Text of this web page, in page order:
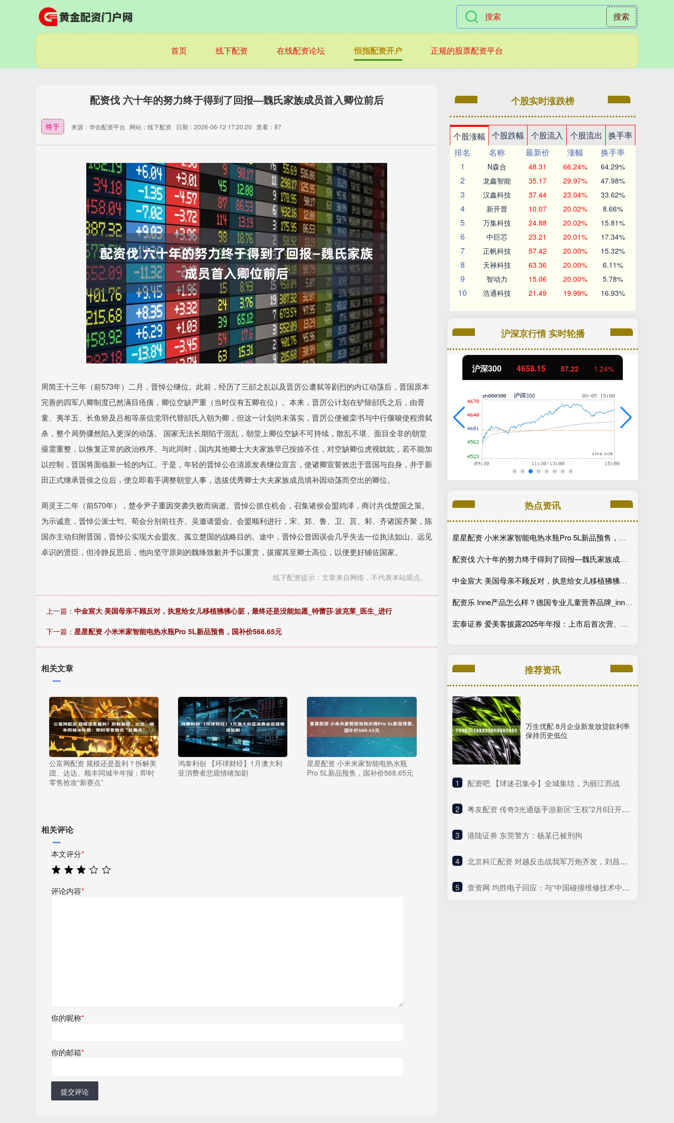
搜索
首页 线下配资 在线配资论坛 恒指配资开户 正规的股票配资平台
配资伐 六十年的努力终于得到了回报—魏氏家族成员首入卿位前后
终于 来源：华合配资平台 网站：线下配资 日期：2026-06-12 17:20:20 查看：87
周简王十三年（前573年）二月，晋悼公继位。此前，经历了三郤之乱以及晋厉公遭弑等剧烈的内讧动荡后，晋国原本
完善的四军八卿制度已然满目疮痍，卿位空缺严重（当时仅有五卿在位）。本来，晋厉公计划在铲除郤氏之后，由胥
童、夷羊五、长鱼矫及吕相等亲信党羽代替郤氏入朝为卿，但这一计划尚未落实，晋厉公便被栾书与中行偃唆使程滑弑
杀，整个局势骤然陷入更深的动荡。 国家无法长期陷于混乱，朝堂上卿位空缺不可持续，散乱不堪、面目全非的朝堂
亟需重整，以恢复正常的政治秩序。与此同时，国内其他卿士大夫家族早已按捺不住，对空缺卿位虎视眈眈，若不能加
以控制，晋国将面临新一轮的内讧。于是，年轻的晋悼公在清原发表继位宣言，使诸卿宣誓效忠于晋国与自身，并于新
田正式继承晋侯之位后，便立即着手调整朝堂人事，选拔优秀卿士大夫家族成员填补因动荡而空出的卿位。
周灵王二年（前570年），楚令尹子重因突袭失败而病逝。晋悼公抓住机会，召集诸侯会盟鸡泽，商讨共伐楚国之策。
为示诚意，晋悼公派士匄、荀会分别前往齐、吴邀请盟会。会盟顺利进行，宋、郑、鲁、卫、莒、邾、齐诸国齐聚，陈
国亦主动归附晋国，晋悼公实现大会盟友、孤立楚国的战略目的。途中，晋悼公曾因误会几乎失去一位执法如山、远见
卓识的贤臣，但冷静反思后，他向坚守原则的魏绛致歉并予以重赏，拔擢其至卿士高位，以便更好辅佐国家。
线下配资提示：文章来自网络，不代表本站观点。
上一篇： 中金宸大 美国母亲不顾反对，执意给女儿移植狒狒心脏，最终还是没能如愿_特蕾莎·波克莱_医生_进行
下一篇： 星星配资 小米米家智能电热水瓶Pro 5L新品预售，国补价568.65元
相关文章
公富网配资 规模还是盈利？拆解美
团、达达、顺丰同城半年报：即时
零售抢攻“新赛点”
鸿泰利创 【环球财经】1月澳大利
亚消费者悲观情绪加剧
星星配资 小米米家智能电热水瓶
Pro 5L新品预售，国补价568.65元
相关评论
本文评分*
评论内容*
你的昵称*
你的邮箱*
提交评论
个股实时涨跌榜
个股涨幅 个股跌幅 个股流入 个股流出
换手率
排名
名称 最新价 涨幅
换手率
1
N森合 48.31 66.24% 64.29%
2 龙鑫智能 35.17 29.97% 47.98%
3 汉鑫科技 37.44 23.04% 33.62%
4 新开普 10.07 20.02% 8.66%
5 万集科技 24.88 20.02% 15.81%
6 中巨芯 23.21 20.01% 17.34%
7 正帆科技 57.42 20.00% 15.32%
8 天禄科技 63.36 20.00% 6.11%
9 智动力 15.06 20.00% 5.78%
10 浩通科技 21.49 19.99% 16.93%
沪深京行情 实时轮播
北证50 1119.46 25.97 2.38%
热点资讯
星星配资 小米米家智能电热水瓶Pro 5L新品预售，国补价568.65元
配资伐 六十年的努力终于得到了回报—魏氏家族成员首入卿位前后
中金宸大 美国母亲不顾反对，执意给女儿移植狒狒心脏，最终还是没能如愿_特蕾莎·波克莱_医生_进行
配资乐 Inne产品怎么样？德国专业儿童营养品牌_inne_创新_全球
宏泰证券 爱美客披露2025年年报：上市后首次营、利双降
推荐资讯
万生优配 8月企业新发放贷款利率
保持历史低位
1 ​配资吧 【球迷召集令】全城集结，为丽江而战
2 ​粤友配资 传奇3光通版手游新区“王权”2月6日开启，备战全攻略重磅发布，助勇士重燃玛法热血、续写传奇荣光！
3 ​港陆证券 东莞警方：杨某已被刑拘
4 ​北京科汇配资 对越反击战我军万炮齐发，刘昌毅怒斥：净放空炮，你们领导该撤职
5 ​壹资网 均胜电子回应：与“中国碰撞维修技术中心”不存在合作